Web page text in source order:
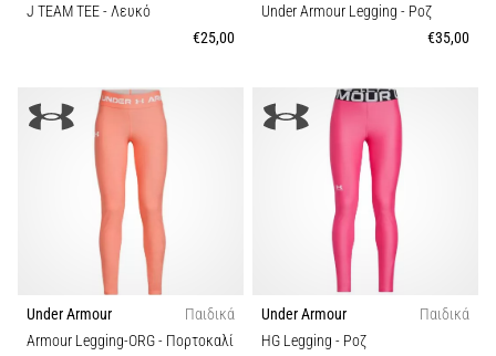
Γόνατο
Αίτια,
Αντιμετώπιση
Πρόληψη
(runner's
knee),
J TEAM TEE- Λευκό
€25,00
Under Armour Legging - Ροζ
€35,00
Under Armour
Παιδικά
Armour Legging-ORG- Πορτοκαλί
Under Armour
Παιδικά
HG Legging - Ροζ